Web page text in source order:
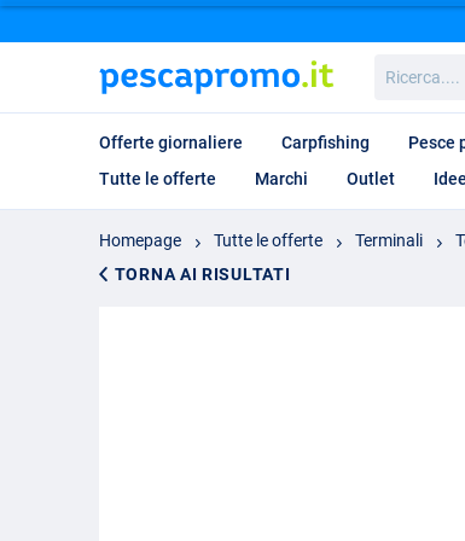
Offerte giornaliere Carpfishing Pesce
Tutte le offerte
Marchi Outlet
Homepage Tutte le offerte Terminali
TORNA AI RISULTATI